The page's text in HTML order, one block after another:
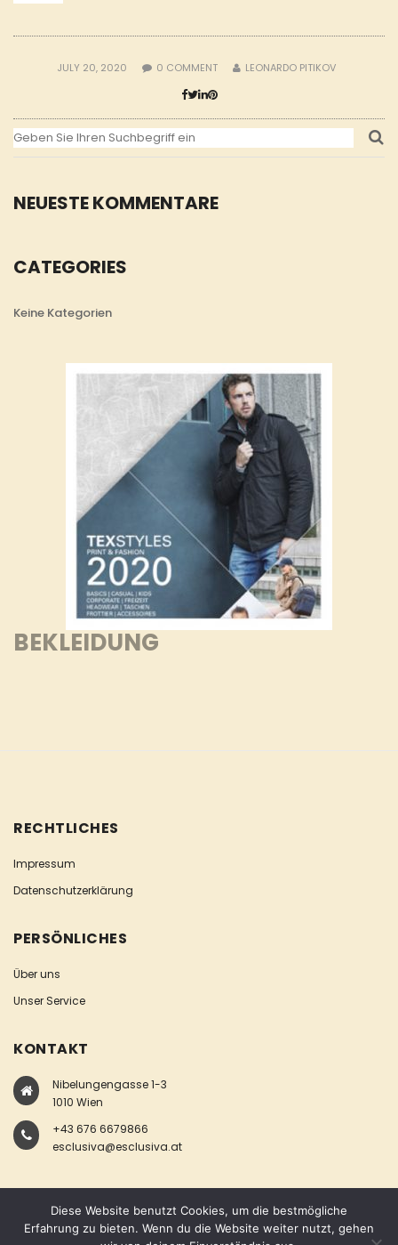
NEUESTE KOMMENTARE
CATEGORIES
Keine Kategorien
BEKLEIDUNG
JULY 20, 2020 0 COMMENT LEONARDO PITIKOV
RECHTLICHES
Impressum
Datenschutzerklärung
PERSÖNLICHES
Über uns
Unser Service
KONTAKT
Nibelungengasse 1-3
1010 Wien
+43 676 6679866
esclusiva@esclusiva.at
Diese Website benutzt Cookies, um die bestmögliche
Erfahrung zu bieten. Wenn du die Website weiter nutzt, gehen